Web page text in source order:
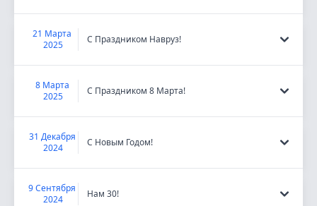
21 Марта
2025
С Праздником Навруз!
8 Марта
2025
С Праздником 8 Марта!
31 Декабря
2024
С Новым Годом!
9 Сентября
2024
Нам 30!